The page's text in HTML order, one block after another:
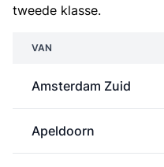
tweede klasse.
VAN
Amsterdam Zuid
Apeldoorn